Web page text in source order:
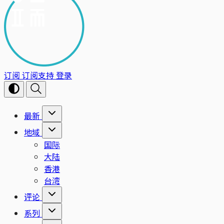
订阅 订阅支持登录
最新
地域
国际
大陆
香港
台湾
评论
系列